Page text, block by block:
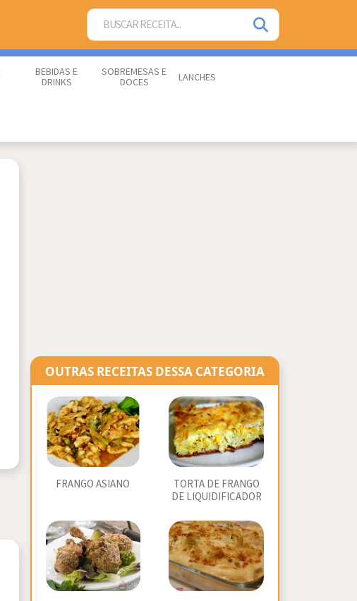
BEBIDAS E
DRINKS
SOBREMESAS E
DOCES
LANCHES
OUTRAS RECEITAS DESSA CATEGORIA
FRANGO ASIANO
TORTA DE FRANGO
DE LIQUIDIFICADOR